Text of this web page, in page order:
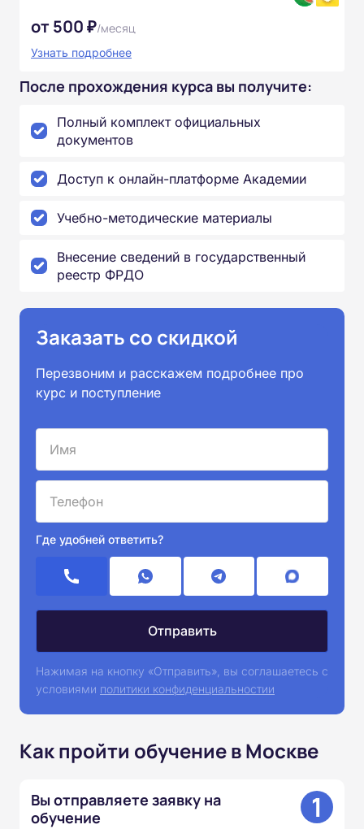
от 500 ₽/месяц
Узнать подробнее
После прохождения курса вы получите:
Полный комплект официальных
документов
Доступ к онлайн-платформе Академии
Учебно-методические материалы
Внесение сведений в государственный
реестр ФРДО
Заказать со скидкой
Перезвоним и расскажем подробнее про
курс и поступление
Где удобней ответить?
Нажимая на кнопку «Отправить», вы соглашаетесь с
условиями политики конфиденциальностии
Как пройти обучение в Москве
Вы отправляете заявку на
обучение
1